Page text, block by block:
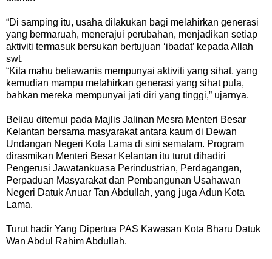
“Di samping itu, usaha dilakukan bagi melahirkan generasi
yang bermaruah, menerajui perubahan, menjadikan setiap
aktiviti termasuk bersukan bertujuan ‘ibadat’ kepada Allah
swt.
“Kita mahu beliawanis mempunyai aktiviti yang sihat, yang
kemudian mampu melahirkan generasi yang sihat pula,
bahkan mereka mempunyai jati diri yang tinggi,” ujarnya.
Beliau ditemui pada Majlis Jalinan Mesra Menteri Besar
Kelantan bersama masyarakat antara kaum di Dewan
Undangan Negeri Kota Lama di sini semalam. Program
dirasmikan Menteri Besar Kelantan itu turut dihadiri
Pengerusi Jawatankuasa Perindustrian, Perdagangan,
Perpaduan Masyarakat dan Pembangunan Usahawan
Negeri Datuk Anuar Tan Abdullah, yang juga Adun Kota
Lama.
Turut hadir Yang Dipertua PAS Kawasan Kota Bharu Datuk
Wan Abdul Rahim Abdullah.